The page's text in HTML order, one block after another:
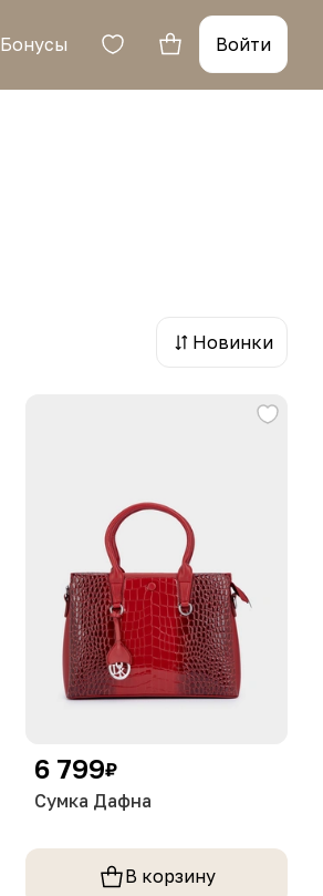
Бонусы Войти
Новинки
6 799₽
Сумка Дафна
В корзину